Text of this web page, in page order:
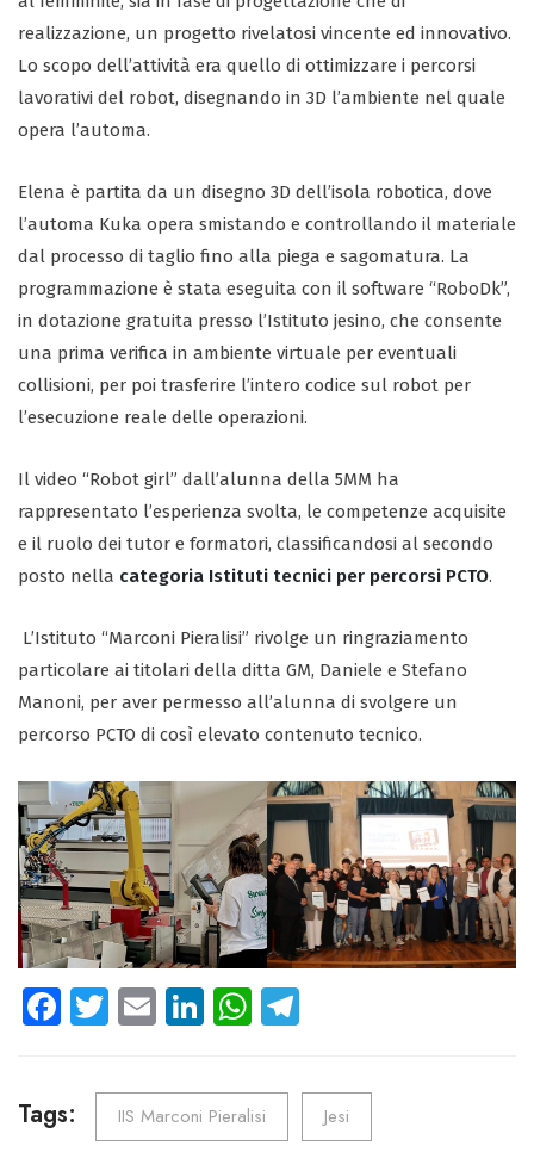
realizzazione, un progetto rivelatosi vincente ed innovativo.
Lo scopo dell’attività era quello di ottimizzare i percorsi
lavorativi del robot, disegnando in 3D l’ambiente nel quale
opera l’automa.
Elena è partita da un disegno 3D dell’isola robotica, dove
l’automa Kuka opera smistando e controllando il materiale
dal processo di taglio fino alla piega e sagomatura. La
programmazione è stata eseguita con il software “RoboDk”,
in dotazione gratuita presso l’Istituto jesino, che consente
una prima verifica in ambiente virtuale per eventuali
collisioni, per poi trasferire l’intero codice sul robot per
l’esecuzione reale delle operazioni.
Il video “Robot girl” dall’alunna della 5MM ha
rappresentato l’esperienza svolta, le competenze acquisite
e il ruolo dei tutor e formatori, classificandosi al secondo
posto nella categoria Istituti tecnici per percorsi PCTO.
L’Istituto “Marconi Pieralisi” rivolge un ringraziamento
particolare ai titolari della ditta GM, Daniele e Stefano
Manoni, per aver permesso all’alunna di svolgere un
percorso PCTO di così elevato contenuto tecnico.
Fa
ce
o
T
wi
tt
er
E
m
ail
Li
nk
e
dI
W
ha
ts
A
gr
Tags: IIS Marconi Pieralisi Jesi